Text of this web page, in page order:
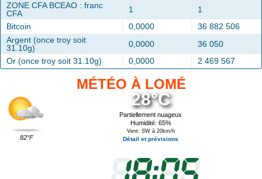
ZONE CFA BCEAO : franc
CFA
1
1
Bitcoin
0,0000
36 882 506
Argent (once troy soit
31.10g)
0,0000
36 050
Or (once troy soit 31.10g)
0,0000 2 469 567
MÉTÉO À LOMÉ
82°F
28°C
Partiellement nuageux
Humidité: 65%
Vent: SW à 20km/h
Détail et prévisions